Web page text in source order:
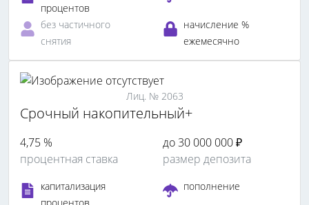
процентов
без частичного
снятия
начисление %
ежемесячно
Лиц. № 2063
Срочный накопительный+
4,75 %
процентная ставка
до 30 000 000 ₽
размер депозита
капитализация
пополнение